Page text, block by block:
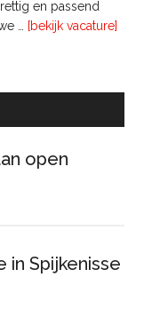
en passend
…
[bekijk vacature]
open
Spijkenisse